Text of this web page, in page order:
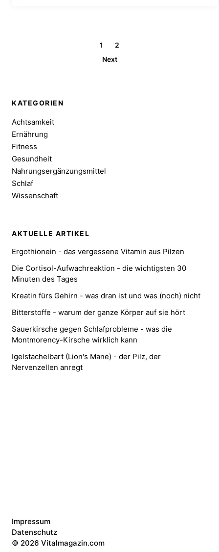
1
2
Next
KATEGORIEN
Achtsamkeit
Ernährung
Fitness
Gesundheit
Nahrungsergänzungsmittel
Schlaf
Wissenschaft
AKTUELLE ARTIKEL
Ergothionein - das vergessene Vitamin aus Pilzen
Die Cortisol-Aufwachreaktion - die wichtigsten 30
Minuten des Tages
Kreatin fürs Gehirn - was dran ist und was (noch) nicht
Bitterstoffe - warum der ganze Körper auf sie hört
Sauerkirsche gegen Schlafprobleme - was die
Montmorency-Kirsche wirklich kann
Igelstachelbart (Lion's Mane) - der Pilz, der
Nervenzellen anregt
© 2026 Vitalmagazin.com
Impressum
Datenschutz